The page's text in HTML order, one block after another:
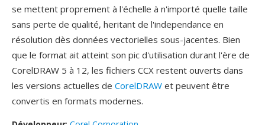
se mettent proprement à l'échelle à n'importé quelle taille
sans perte de qualité, heritant de l'independance en
résolution dès données vectorielles sous-jacentes. Bien
que le format ait atteint son pic d'utilisation durant l'ère de
CorelDRAW 5 à 12, les fichiers CCX restent ouverts dans
les versions actuelles de CorelDRAW et peuvent être
convertis en formats modernes.